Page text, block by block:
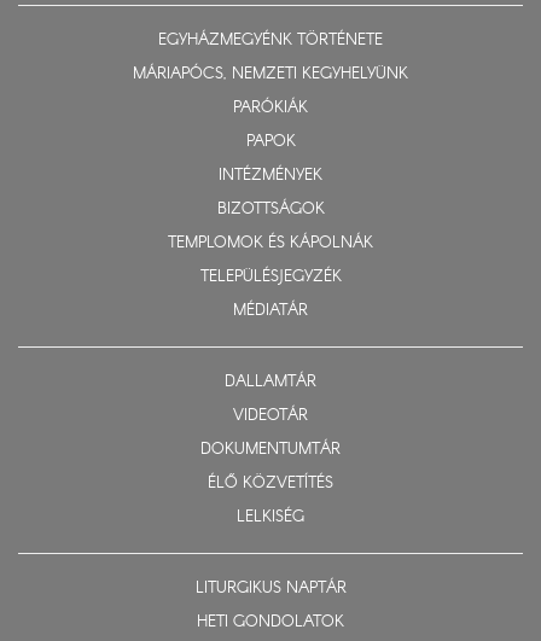
EGYHÁZMEGYÉNK TÖRTÉNETE
MÁRIAPÓCS, NEMZETI KEGYHELYÜNK
PARÓKIÁK
PAPOK
INTÉZMÉNYEK
BIZOTTSÁGOK
TEMPLOMOK ÉS KÁPOLNÁK
TELEPÜLÉSJEGYZÉK
MÉDIATÁR
DALLAMTÁR
VIDEOTÁR
DOKUMENTUMTÁR
ÉLŐ KÖZVETÍTÉS
LELKISÉG
LITURGIKUS NAPTÁR
HETI GONDOLATOK